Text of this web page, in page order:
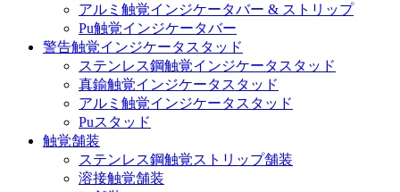
アルミ触覚インジケータバー & ストリップ
Pu触覚インジケータバー
警告触覚インジケータスタッド
ステンレス鋼触覚インジケータスタッド
真鍮触覚インジケータスタッド
アルミ触覚インジケータスタッド
Puスタッド
触覚舗装
ステンレス鋼触覚ストリップ舗装
溶接触覚舗装